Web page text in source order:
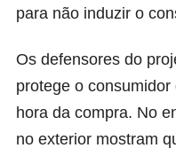
para não induzir o
Os defensores do
protege o
hora da compra. No
no exterior mostram